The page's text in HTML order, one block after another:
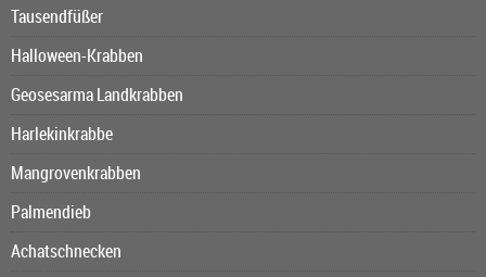
Tausendfüßer
Halloween-Krabben
Geosesarma Landkrabben
Harlekinkrabbe
Mangrovenkrabben
Palmendieb
Achatschnecken